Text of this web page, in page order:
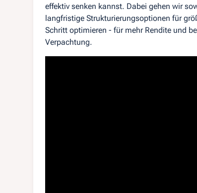
effektiv senken kannst. Dabei gehen wir
langfristige Strukturierungsoptionen für
Schritt optimieren - für mehr Rendite und
Verpachtung.